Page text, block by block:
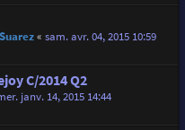
« sam. avr. 04, 2015 10:59
C/2014 Q2
janv. 14, 2015 14:44